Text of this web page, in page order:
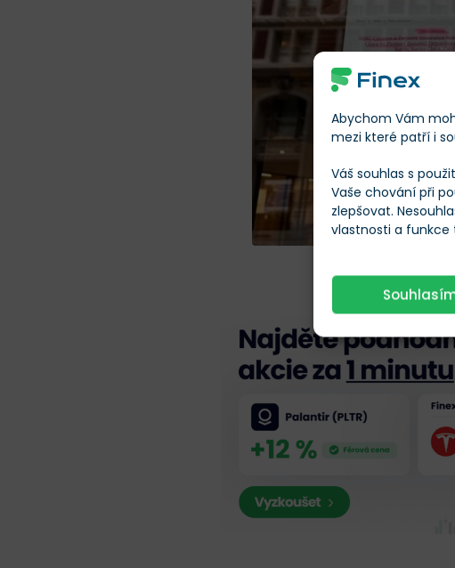
Abychom Vám
mezi které patří i
Váš souhlas s
Vaše chování při
zlepšovat.
vlastnosti a funkce